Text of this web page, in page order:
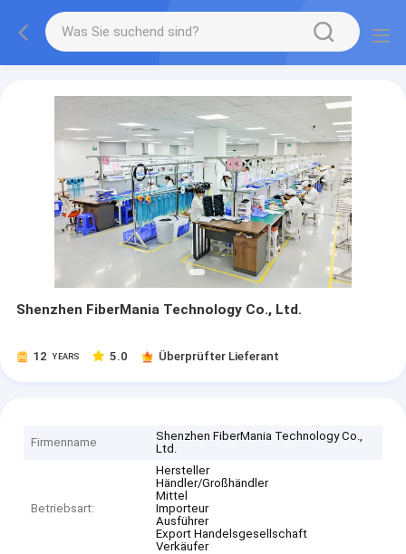
Shenzhen FiberMania Technology Co., Ltd.
12 YEARS 5.0 Überprüfter Lieferant
Firmenname
Shenzhen FiberMania Technology Co.,
Ltd.
Betriebsart:
Hersteller
Händler/Großhändler
Mittel
Importeur
Ausführer
Export Handelsgesellschaft
Verkäufer